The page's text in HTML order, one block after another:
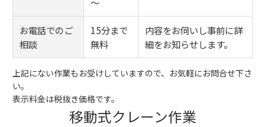
お電話でのご
相談
15分まで
無料
内容をお伺いし事前に詳
細をお知らせします。
上記にない作業もお受けしていますので、お気軽にお問合せ下さ
い。
表示料金は税抜き価格です。
移動式クレーン作業